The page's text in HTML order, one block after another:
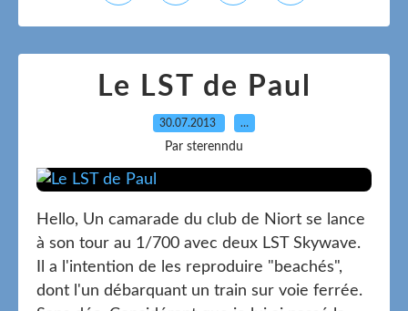
Le LST de Paul
30.07.2013 …
Par sterenndu
Hello, Un camarade du club de Niort se lance
à son tour au 1/700 avec deux LST Skywave.
Il a l'intention de les reproduire "beachés",
dont l'un débarquant un train sur voie ferrée.